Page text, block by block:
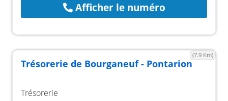
Afficher le numéro
(7.9 Km)
Trésorerie de Bourganeuf - Pontarion
Trésorerie